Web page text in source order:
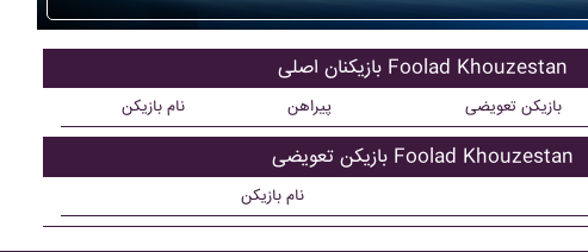
بازیکنان اصلی Foolad Khouzestan
نام بازیکن پیراهن بازیکن تعویضی
بازیکن تعویضی Foolad Khouzestan
نام بازیکن